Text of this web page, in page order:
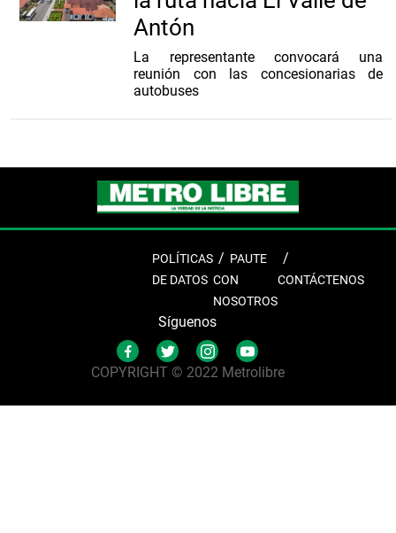
Antón
La representante convocará una
reunión con las concesionarias de
autobuses
POLÍTICAS
DE DATOS
PAUTE
CON
NOSOTROS
CONTÁCTENOS
Síguenos
COPYRIGHT © 2022 Metrolibre